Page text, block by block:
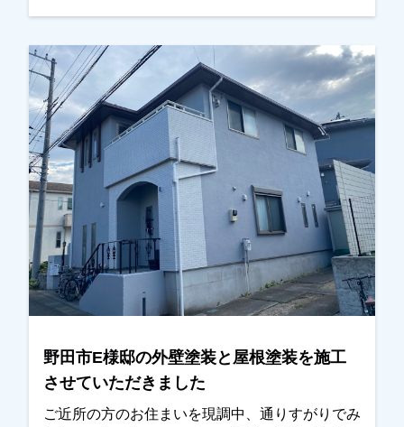
り、仕上りと職人の仕事ぶりは以前の時から見て
いただいていたとの事で、内容と金額も考えてい
たくらいとの事でＯＫを頂き任せていただけまし
た。色については、あまりイメージを変えたくな
いとの事で、元の色に近いものをご提案させてい
ただきました。またお気にされている部分も打ち
合わせを重ねて解消し、仕上りにつきましても問
題ないとのことで、綺麗になったと非常に喜んで
いただけました。本当にありがとうございまし
た。越谷市、春日部市、野田市、吉川市、草加市
またその他地域でも外壁塗装をお考えのお客様、
まずはご相談からでも大丈夫です！ 現地調査、
お見積りはもちろん無料にて行っております。ま
り扱っておりますので、ご遠慮なくお申しつけく
ださい。おまちしております。
野田市E様邸の外壁塗装と屋根塗装を施工
させていただきました
ご近所の方のお住まいを現調中、通りすがりでみ